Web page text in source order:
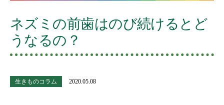
ネズミの前歯はのび続けるとど
うなるの？
生きものコラム 2020.05.08